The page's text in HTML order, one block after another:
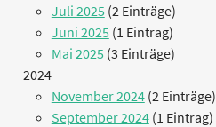
Juli 2025 (2 Einträge)
Juni 2025 (1 Eintrag)
Mai 2025 (3 Einträge)
2024
November 2024(2 Einträge)
September 2024(1 Eintrag)